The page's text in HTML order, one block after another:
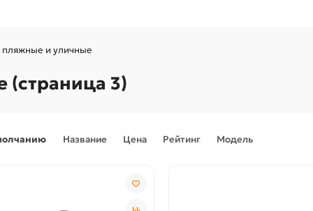
пляжные и уличные
3)
Название Цена Рейтинг Модель